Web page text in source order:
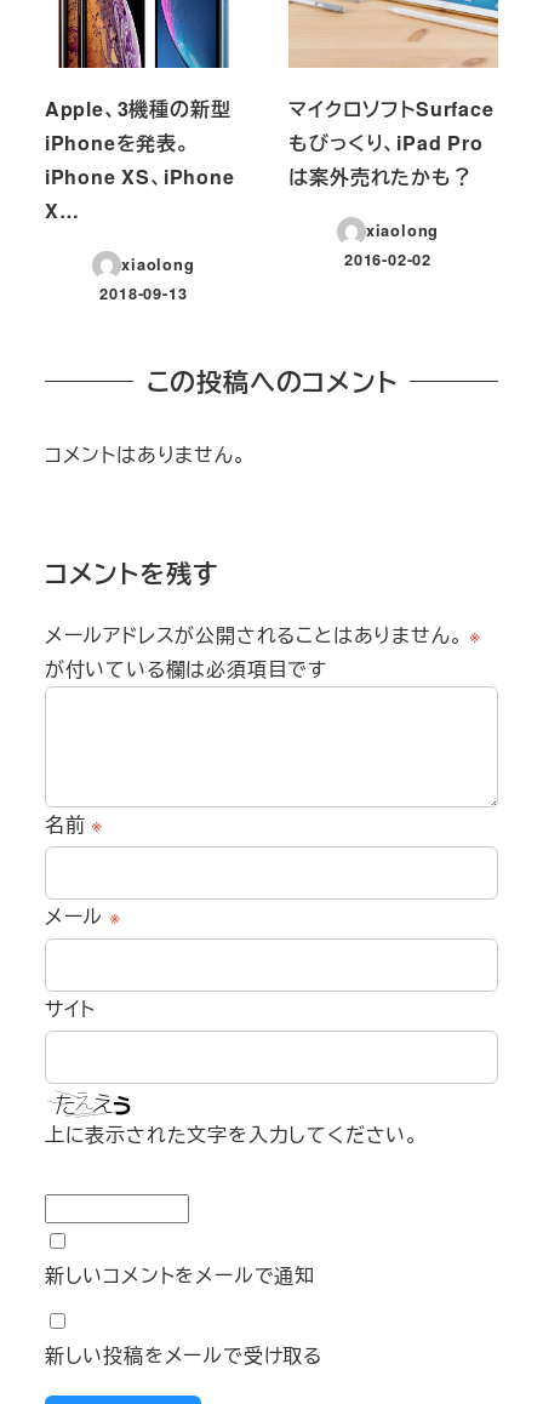
Apple、3機種の新型
iPhoneを発表。
iPhone XS、iPhone
X…
xiaolong
投稿日
2018-09-13
マイクロソフトSurface
もびっくり、iPad Pro
は案外売れたかも？
xiaolong
投稿日
2016-02-02
この投稿へのコメント
コメントはありません。
コメントを残す
メールアドレスが公開されることはありません。 ※
が付いている欄は必須項目です
名前※
メール ※
サイト
上に表示された文字を入力してください。
新しいコメントをメールで通知
新しい投稿をメールで受け取る